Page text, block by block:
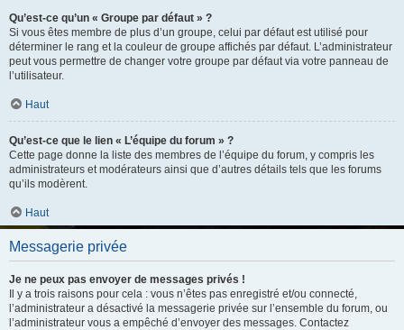
Qu’est-ce qu’un « Groupe par défaut » ?
Si vous êtes membre de plus d’un groupe, celui par défaut est utilisé pour
déterminer le rang et la couleur de groupe affichés par défaut. L’administrateur
peut vous permettre de changer votre groupe par défaut via votre panneau de
l’utilisateur.
Haut
Qu’est-ce que le lien « L’équipe du forum » ?
Cette page donne la liste des membres de l’équipe du forum, y compris les
administrateurs et modérateurs ainsi que d’autres détails tels que les forums
qu’ils modèrent.
Haut
Messagerie privée
Je ne peux pas envoyer de messages privés !
Il y a trois raisons pour cela : vous n’êtes pas enregistré et/ou connecté,
l’administrateur a désactivé la messagerie privée sur l’ensemble du forum, ou
l’administrateur vous a empêché d’envoyer des messages. Contactez